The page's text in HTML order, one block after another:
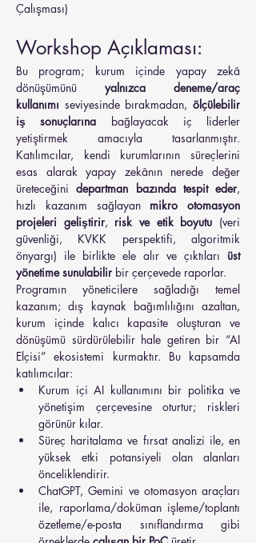
Çalışması)
Workshop Açıklaması:
Bu program; kurum içinde yapay zekâ
dönüşümünü yalnızca deneme/araç
kullanımı seviyesinde bırakmadan, ölçülebilir
iş sonuçlarına bağlayacak iç liderler
yetiştirmek amacıyla tasarlanmıştır.
Katılımcılar, kendi kurumlarının süreçlerini
esas alarak yapay zekânın nerede değer
üreteceğini departman bazında tespit eder,
hızlı kazanım sağlayan mikro otomasyon
projeleri geliştirir, risk ve etik boyutu (veri
güvenliği, KVKK perspektifi, algoritmik
önyargı) ile birlikte ele alır ve çıktıları üst
yönetime sunulabilir bir çerçevede raporlar.
Programın yöneticilere sağladığı temel
kazanım; dış kaynak bağımlılığını azaltan,
kurum içinde kalıcı kapasite oluşturan ve
dönüşümü sürdürülebilir hale getiren bir “AI
Elçisi” ekosistemi kurmaktır. Bu kapsamda
katılımcılar:
Kurum içi AI kullanımını bir politika ve
yönetişim çerçevesine oturtur; riskleri
görünür kılar.
Süreç haritalama ve fırsat analizi ile, en
yüksek etki potansiyeli olan alanları
önceliklendirir.
ChatGPT, Gemini ve otomasyon araçları
ile, raporlama/doküman işleme/toplantı
özetleme/e-posta sınıflandırma gibi